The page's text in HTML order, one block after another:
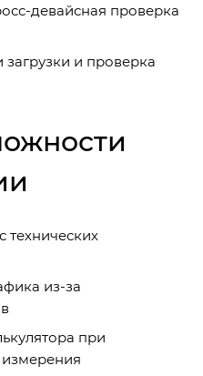
девайсная проверка
и проверка
технических
из-за
при